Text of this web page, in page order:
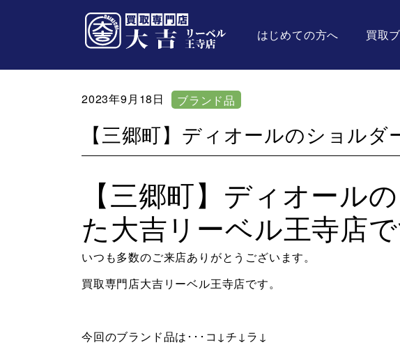
はじめての方へ 買取
2023年9月18日 ブランド品
【三郷町】ディオールのショル
【三郷町】ディオール
た大吉リーベル王寺店で
いつも多数のご来店ありがとうございます。
買取専門店大吉リーベル王寺店です。
今回のブランド品は･･･コ↓チ↓ラ↓